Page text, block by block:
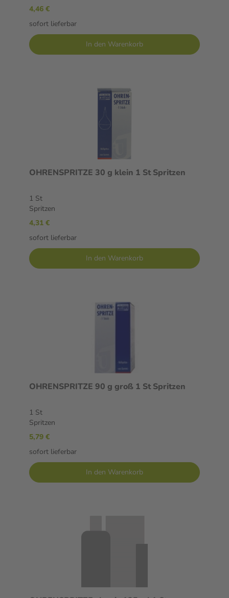
4,46 €
sofort lieferbar
In den Warenkorb
OHRENSPRITZE 30 g klein 1 St Spritzen
1 St
Spritzen
4,31 €
sofort lieferbar
In den Warenkorb
OHRENSPRITZE 90 g groß 1 St Spritzen
1 St
Spritzen
5,79 €
sofort lieferbar
In den Warenkorb